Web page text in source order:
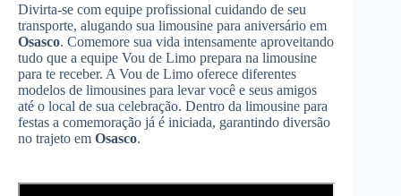
Divirta-se com equipe profissional cuidando de seu
transporte, alugando sua limousine para aniversário em
Osasco. Comemore sua vida intensamente aproveitando
tudo que a equipe Vou de Limo prepara na limousine
para te receber. A Vou de Limo oferece diferentes
modelos de limousines para levar você e seus amigos
até o local de sua celebração. Dentro da limousine para
festas a comemoração já é iniciada, garantindo diversão
no trajeto em Osasco.